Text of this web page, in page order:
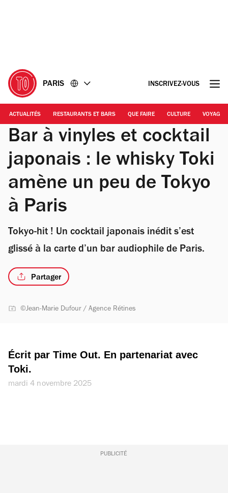
PARIS INSCRIVEZ-VOUS
ACTUALITÉS RESTAURANTS ET BARS QUE FAIRE CULTURE VOYAGE
Bar à vinyles et cocktail
japonais : le whisky Toki
amène un peu de Tokyo
à Paris
Tokyo-hit ! Un cocktail japonais inédit s’est
glissé à la carte d’un bar audiophile de Paris.
Partager
©Jean-Marie Dufour / Agence Rétines
Écrit par Time Out. En partenariat avec
Toki.
mardi 4 novembre 2025
PUBLICITÉ